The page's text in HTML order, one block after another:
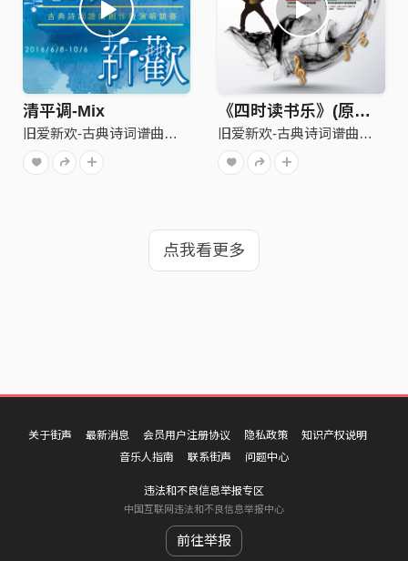
清平调-Mix
旧爱新欢-古典诗词谱曲创作暨演唱竞赛
《四时读书乐》(原词 ：〈元〉翁森 四时读书乐)
旧爱新欢-古典诗词谱曲创作暨演唱竞赛
点我看更多
关于街声 最新消息 会员用户注册协议 隐私政策
知识产权说明
音乐人指南
联系街声 问题中心
违法和不良信息举报专区
中国互联网违法和不良信息举报中心
前往举报